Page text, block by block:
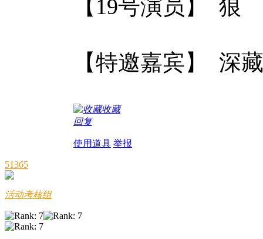
【19号演员】
【特邀嘉宾】 深
收藏
回复
使用道具 举报
51365
活动考核组